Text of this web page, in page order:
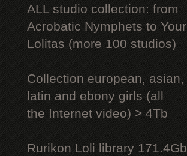
ALL studio collection: from
Acrobatic Nymрhеts to Your
Lоlitаs (more 100 studios)
Collection european, asian,
latin and ebony girls (all
the Internet video) > 4Tb
Rurikon Lоli library 171.4Gb